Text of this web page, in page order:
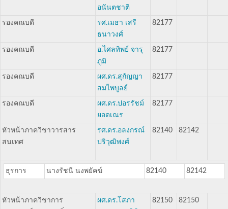
อนันตชาติ
รองคณบดี
รศ.เมธา เสรี
ธนาวงศ์
82177
รองคณบดี
อ.ไศลทิพย์ จารุ
ภูมิ
82177
รองคณบดี
ผศ.ดร.สุกัญญา
สมไพบูลย์
82177
รองคณบดี
ผศ.ดร.ปอรรัชม์
ยอดเณร
82177
หัวหน้าภาควิชาวารสาร
สนเทศ
รศ.ดร.อลงกรณ์
ปริวุฒิพงศ์
82140 82142
ธุรการ นางรัชนี นงพยัคฆ์ 82140 82142
หัวหน้าภาควิชาการ
ผศ.ดร.โสภา
82150 82150